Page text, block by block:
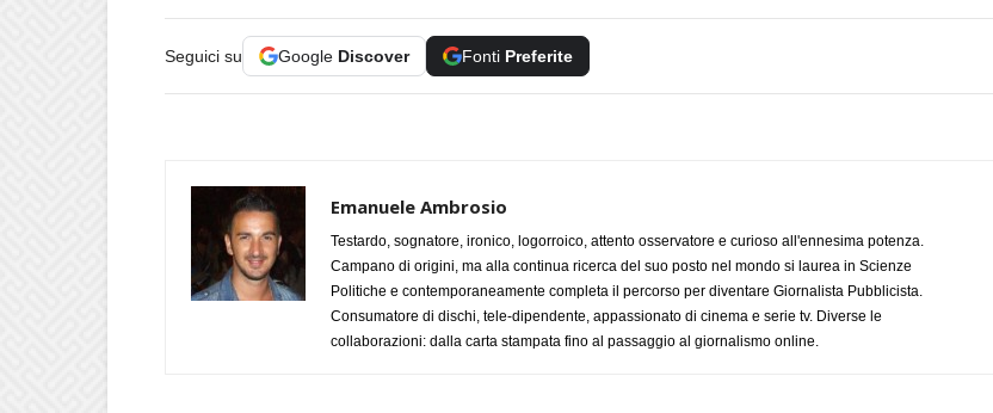
Seguici su Google Discover Fonti Preferite
Emanuele Ambrosio
Testardo, sognatore, ironico, logorroico, attento osservatore e curioso all'ennesima potenza.
Campano di origini, ma alla continua ricerca del suo posto nel mondo si laurea in Scienze
Politiche e contemporaneamente completa il percorso per diventare Giornalista Pubblicista.
Consumatore di dischi, tele-dipendente, appassionato di cinema e serie tv. Diverse le
collaborazioni: dalla carta stampata fino al passaggio al giornalismo online.